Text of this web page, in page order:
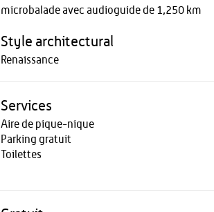
microbalade avec audioguide de 1,250 km
Style architectural
Renaissance
Services
Aire de pique-nique
Parking gratuit
Toilettes